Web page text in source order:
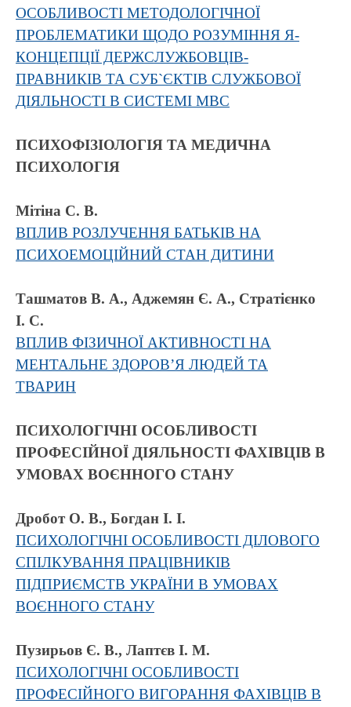
ОСОБЛИВОСТІ МЕТОДОЛОГІЧНОЇ
ПРОБЛЕМАТИКИ ЩОДО РОЗУМІННЯ Я-
КОНЦЕПЦІЇ ДЕРЖСЛУЖБОВЦІВ-
ПРАВНИКІВ ТА СУБ`ЄКТІВ СЛУЖБОВОЇ
ДІЯЛЬНОСТІ В СИСТЕМІ МВС
ПСИХОФІЗІОЛОГІЯ ТА МЕДИЧНА
ПСИХОЛОГІЯ
Mітіна С. В.
ВПЛИВ РОЗЛУЧЕННЯ БАТЬКІВ НА
ПСИХОЕМОЦІЙНИЙ CТАН ДИТИНИ
Ташматов В. А., Аджемян Є. А., Стратієнко
І. С.
ВПЛИВ ФІЗИЧНОЇ АКТИВНОСТІ НА
МЕНТАЛЬНЕ ЗДОРОВ’Я ЛЮДЕЙ ТА
ТВАРИН
ПСИХОЛОГІЧНІ ОСОБЛИВОСТІ
ПРОФЕСІЙНОЇ ДІЯЛЬНОСТІ ФАХІВЦІВ В
УМОВАХ ВОЄННОГО СТАНУ
Дробот О. В., Богдан І. І.
ПСИХОЛОГІЧНІ ОСОБЛИВОСТІ ДІЛОВОГО
СПІЛКУВАННЯ ПРАЦІВНИКІВ
ПІДПРИЄМСТВ УКРАЇНИ В УМОВАХ
ВОЄННОГО СТАНУ
Пузирьов Є. В., Лаптєв І. М.
ПСИХОЛОГІЧНІ ОСОБЛИВОСТІ
ПРОФЕСІЙНОГО ВИГОРАННЯ ФАХІВЦІВ В